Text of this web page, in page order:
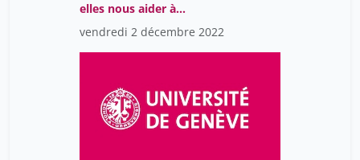
elles nous aider à
devenir plus durables?
vendredi 2 décembre 2022